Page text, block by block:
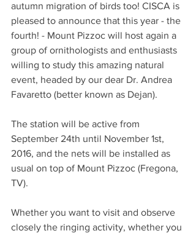
autumn migration of birds too! CISCA is
pleased to announce that this year - the
fourth! - Mount Pizzoc will host again a
group of ornithologists and enthusiasts
willing to study this amazing natural
event, headed by our dear Dr. Andrea
Favaretto (better known as Dejan).
The station will be active from
September 24th until November 1st,
2016, and the nets will be installed as
usual on top of Mount Pizzoc (Fregona,
TV).
Whether you want to visit and observe
closely the ringing activity, whether you